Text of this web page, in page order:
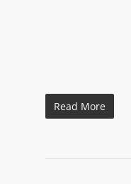
Read More